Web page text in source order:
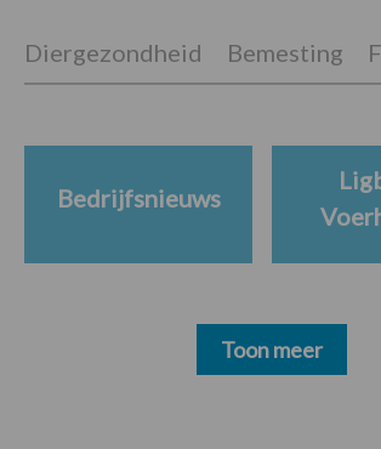
Diergezondheid Bemesting
Bedrijfsnieuws
Toon meer